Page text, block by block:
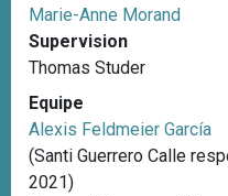
Marie-Anne Morand
Supervision
Thomas Studer
Equipe
Alexis Feldmeier García
(Santi Guerrero Calle
2021)